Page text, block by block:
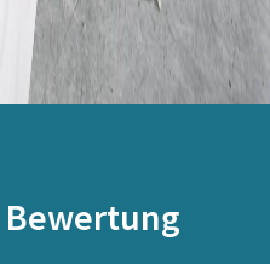
Bewertung